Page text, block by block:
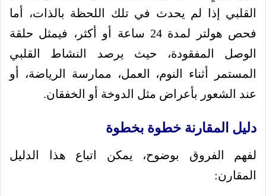
القلبي إذا لم يحدث في تلك اللحظة بالذات، أما
فحص هولتر لمدة 24 ساعة أو أكثر، فيمثل حلقة
الوصل المفقودة، حيث يرصد النشاط القلبي
المستمر أثناء النوم، العمل، ممارسة الرياضة، أو
عند الشعور بأعراض مثل الدوخة أو الخفقان.
دليل المقارنة خطوة بخطوة
لفهم الفروق بوضوح، يمكن اتباع هذا الدليل
المقارن: